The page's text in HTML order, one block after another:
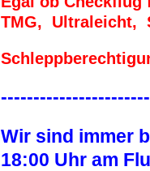
TMG, Ultraleicht,
Wir sind immer
18:00 Uhr am